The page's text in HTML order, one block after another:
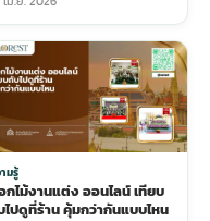
มรู้
กไม้งานแต่ง ออนไลน์ เทียบ
ไปดูที่ร้าน คุ้มกว่ากันแบบไหน